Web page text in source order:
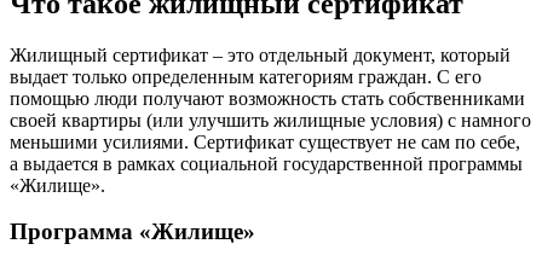
Жилищный сертификат – это отдельный документ, который
выдает только определенным категориям граждан. С его
помощью люди получают возможность стать собственниками
своей квартиры (или улучшить жилищные условия) с намного
меньшими усилиями. Сертификат существует не сам по себе,
а выдается в рамках социальной государственной программы
«Жилище».
Программа «Жилище»